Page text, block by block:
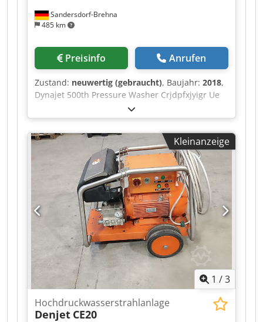
Sandersdorf-Brehna
485 km
Preisinfo Anrufen
Zustand: neuwertig (gebraucht), Baujahr: 2018,
Dynajet 500th Pressure Washer Crjdpfxjyigr Ue
Acwof Baujahr: 2018 Temperaturbereich max.:
95 Marke: Dynajet Mobil: t Seriennummer:
62005720 Typ: 500th Maximaler Arbeitsdruck:
500 Mit Fernbedienung; Wassertank 1000 l;
Leergewicht 1420 kg; ca. 30 m HD-Schlauch; ca.
25 m Füllschlauch; Betriebsstunden 597
Stunden; Getestet und funktionsfähig
Kleinanzeige
1 /3
Hochdruckwasserstrahlanlage
Denjet CE20